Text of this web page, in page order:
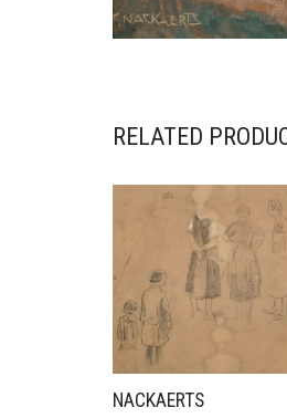
RELATED
NACKAERTS